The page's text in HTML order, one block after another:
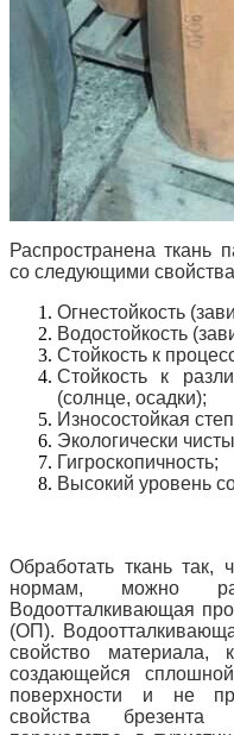
Распространена ткань
со следующими
Огнестойкость
Водостойкость
Стойкость к
Стойкость к
(солнце, осадки);
Износостойкая
Экологически
Гигроскопичность;
Высокий уровень
Обработать ткань так,
нормам, можно
Водоотталкивающая
(ОП).
свойство материала,
создающейся
поверхности и не
свойства